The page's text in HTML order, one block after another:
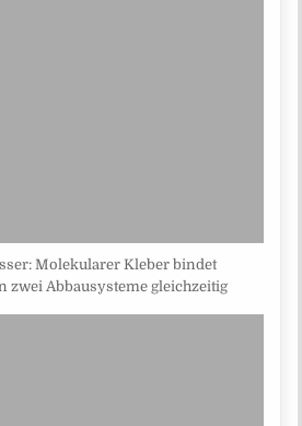
Molekularer Kleber bindet
zwei Abbausysteme gleichzeitig